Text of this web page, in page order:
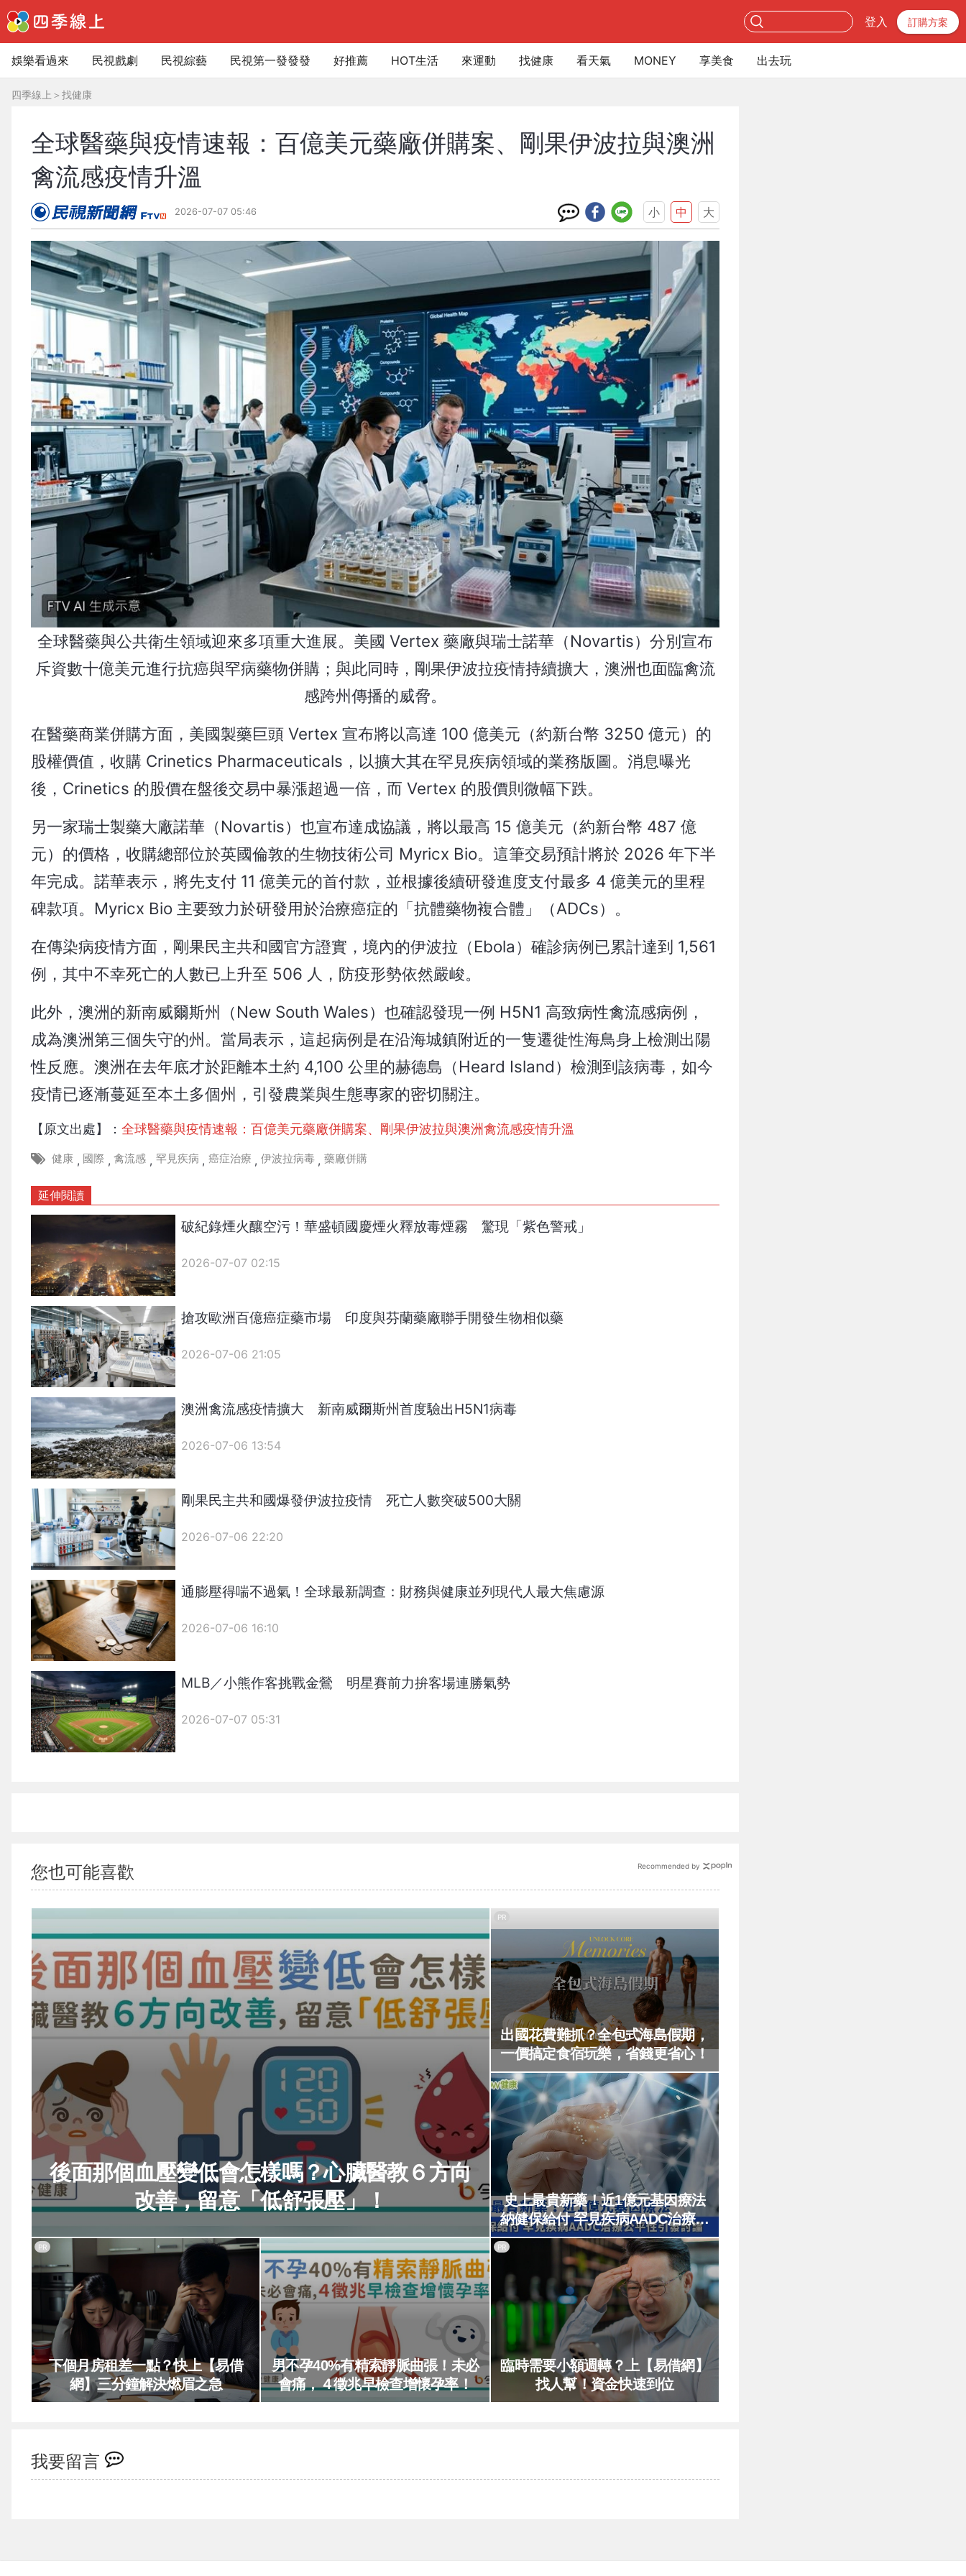
登入 訂購方案
娛樂看過來 民視戲劇 民視綜藝 民視第一發發發 好推薦 HOT生活 來運動 找健康 看天氣 MONEY 享美食 出去玩
四季線上 ＞ 找健康
全球醫藥與疫情速報：百億美元藥廠併購案、剛果伊波拉與澳洲
禽流感疫情升溫
2026-07-07 05:46 小 中 大
全球醫藥與公共衛生領域迎來多項重大進展。美國 Vertex 藥廠與瑞士諾華（Novartis）分別宣布
斥資數十億美元進行抗癌與罕病藥物併購；與此同時，剛果伊波拉疫情持續擴大，澳洲也面臨禽流
感跨州傳播的威脅。
在醫藥商業併購方面，美國製藥巨頭 Vertex 宣布將以高達 100 億美元（約新台幣 3250 億元）的
股權價值，收購 Crinetics Pharmaceuticals，以擴大其在罕見疾病領域的業務版圖。消息曝光
後，Crinetics 的股價在盤後交易中暴漲超過一倍，而 Vertex 的股價則微幅下跌。
另一家瑞士製藥大廠諾華（Novartis）也宣布達成協議，將以最高 15 億美元（約新台幣 487 億
元）的價格，收購總部位於英國倫敦的生物技術公司 Myricx Bio。這筆交易預計將於 2026 年下半
年完成。諾華表示，將先支付 11 億美元的首付款，並根據後續研發進度支付最多 4 億美元的里程
碑款項。Myricx Bio 主要致力於研發用於治療癌症的「抗體藥物複合體」（ADCs）。
在傳染病疫情方面，剛果民主共和國官方證實，境內的伊波拉（Ebola）確診病例已累計達到 1,561
例，其中不幸死亡的人數已上升至 506 人，防疫形勢依然嚴峻。
此外，澳洲的新南威爾斯州（New South Wales）也確認發現一例 H5N1 高致病性禽流感病例，
成為澳洲第三個失守的州。當局表示，這起病例是在沿海城鎮附近的一隻遷徙性海鳥身上檢測出陽
性反應。澳洲在去年底才於距離本土約 4,100 公里的赫德島（Heard Island）檢測到該病毒，如今
疫情已逐漸蔓延至本土多個州，引發農業與生態專家的密切關注。
【原文出處】：全球醫藥與疫情速報：百億美元藥廠併購案、剛果伊波拉與澳洲禽流感疫情升溫
健康 , 國際 , 禽流感 , 罕見疾病 , 癌症治療 , 伊波拉病毒 , 藥廠併購
延伸閱讀
破紀錄煙火釀空污！華盛頓國慶煙火釋放毒煙霧 驚現「紫色警戒」
2026-07-07 02:15
搶攻歐洲百億癌症藥市場 印度與芬蘭藥廠聯手開發生物相似藥
2026-07-06 21:05
澳洲禽流感疫情擴大 新南威爾斯州首度驗出H5N1病毒
2026-07-06 13:54
剛果民主共和國爆發伊波拉疫情 死亡人數突破500大關
2026-07-06 22:20
通膨壓得喘不過氣！全球最新調查：財務與健康並列現代人最大焦慮源
2026-07-06 16:10
MLB／小熊作客挑戰金鶯 明星賽前力拚客場連勝氣勢
2026-07-07 05:31
您也可能喜歡
後面那個血壓變低會怎樣嗎？心臟醫教６方向
改善，留意「低舒張壓」！
出國花費難抓？全包式海島假期，
一價搞定食宿玩樂，省錢更省心！
PR
史上最貴新藥！近1億元基因療法
納健保給付 罕見疾病AADC治療公
平性引發討論
下個月房租差一點？快上【易借
網】三分鐘解決燃眉之急
PR
男不孕40%有精索靜脈曲張！未必
會痛，４徵兆早檢查增懷孕率！
臨時需要小額週轉？上【易借網】
找人幫！資金快速到位
PR
Recommended by
我要留言